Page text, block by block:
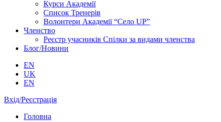
Курси Академії
Список Тренерів
Волонтери Академії “Село UP”
Членство
Реєстр учасників Спілки за видами членства
Блог/Новини
EN
UK
EN
Вхід/Реєстрація
Головна